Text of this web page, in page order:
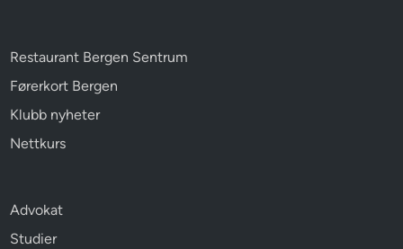
Restaurant Bergen Sentrum
Førerkort Bergen
Klubb nyheter
Nettkurs
Advokat
Studier